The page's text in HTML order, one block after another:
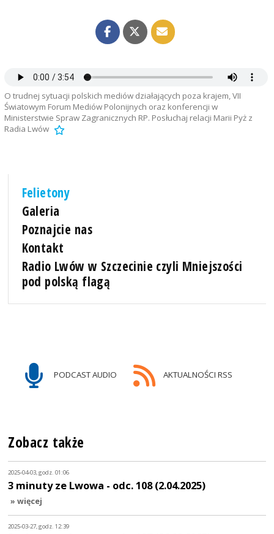
O trudnej sytuacji polskich mediów działających poza krajem, VII
Światowym Forum Mediów Polonijnych oraz konferencji w
Ministerstwie Spraw Zagranicznych RP. Posłuchaj relacji Marii Pyż z
Radia Lwów
Felietony
Galeria
Poznajcie nas
Kontakt
Radio Lwów w Szczecinie czyli Mniejszości
pod polską flagą
PODCAST AUDIO AKTUALNOŚCI RSS
Zobacz także
2025-04-03, godz. 01:06
3 minuty ze Lwowa - odc. 108 (2.04.2025)
» więcej
2025-03-27, godz. 12:39